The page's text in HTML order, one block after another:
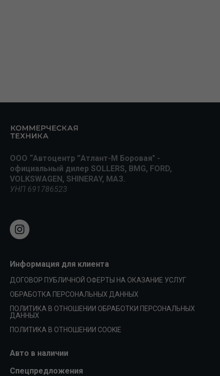
ООО “Автоцентр ”Атлант-М Боровая" -
официальный дилер SOLLERS, BMG, FORD,
VOLKSWAGEN, SHINERAY, МАЗ.
УНП 691786523
Информация для клиента
ДОГОВОР ПУБЛИЧНОЙ ОФЕРТЫ НА ОКАЗАНИЕ УСЛУГ
ОБРАБОТКА ПЕРСОНАЛЬНЫХ ДАННЫХ
ПОЛИТИКА В ОТНОШЕНИИ ОБРАБОТКИ ПЕРСОНАЛЬНЫХ
ДАННЫХ
ПОЛИТИКА В ОТНОШЕНИИ COOKIE
Авто в наличии
Спецпредложения